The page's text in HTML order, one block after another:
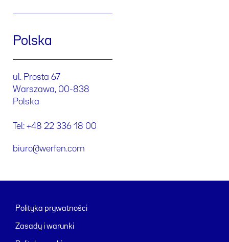
Polska
ul. Prosta 67
Warszawa, 00-838
Polska
Tel: +48 22 336 18 00
biuro@werfen.com
Polityka prywatności
Zasady i warunki